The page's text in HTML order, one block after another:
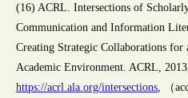
(16) ACRL. Intersections of
Communication and Information
Creating Strategic Collaborations for
Academic Environment. ACRL,
https://acrl.ala.org/intersections , （